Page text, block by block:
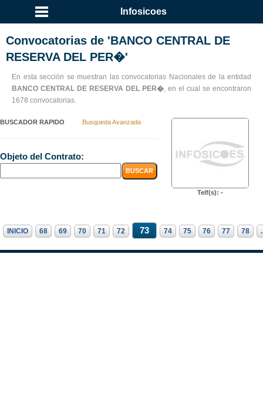
Infosicoes
Convocatorias de 'BANCO CENTRAL DE
RESERVA DEL PER�'
En esta sección se muestran las convocatorias Nacionales de la entidad
BANCO CENTRAL DE RESERVA DEL PER�, en el cual se encontraron
1678 convocatorias.
BUSCADOR RAPIDO Busqueda Avanzada
Objeto del Contrato:
Telf(s): -
INICIO 68 69 70 71 72 73 74 75 76 77 78